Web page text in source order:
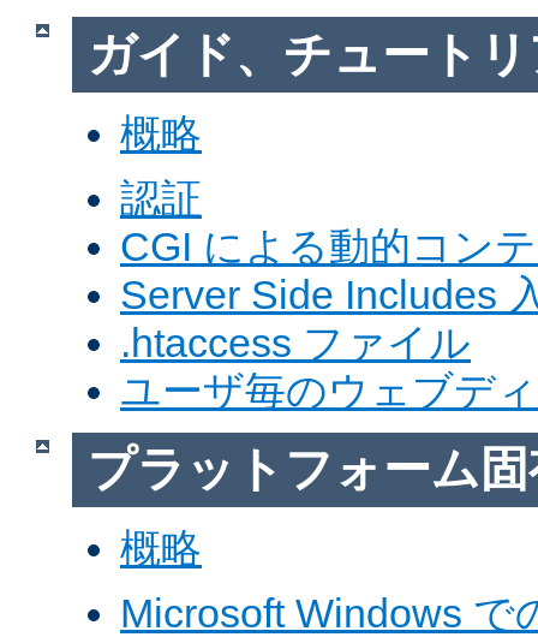
ガイド、チュート
概略
認証
CGI による動的コン
Server Side Includes
.htaccess ファイル
ユーザ毎のウェブデ
プラットフォーム
概略
Microsoft Windows で